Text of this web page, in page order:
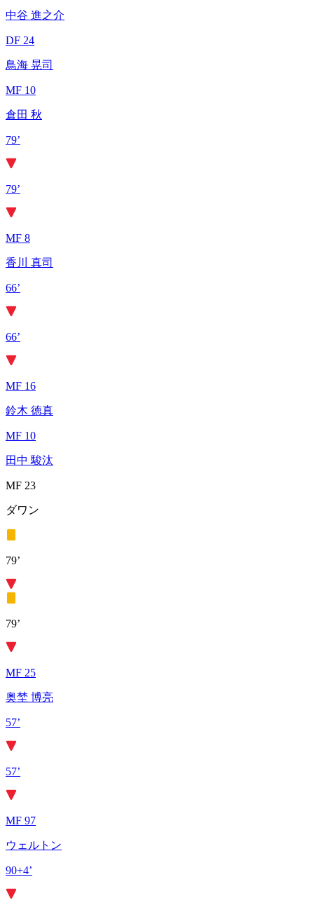
中谷 進之介
DF 24
鳥海 晃司
MF 10
倉田 秋
79’
79’
MF 8
香川 真司
66’
66’
MF 16
鈴木 徳真
MF 10
田中 駿汰
MF 23
ダワン
79’
79’
MF 25
奥埜 博亮
57’
57’
MF 97
ウェルトン
90+4’